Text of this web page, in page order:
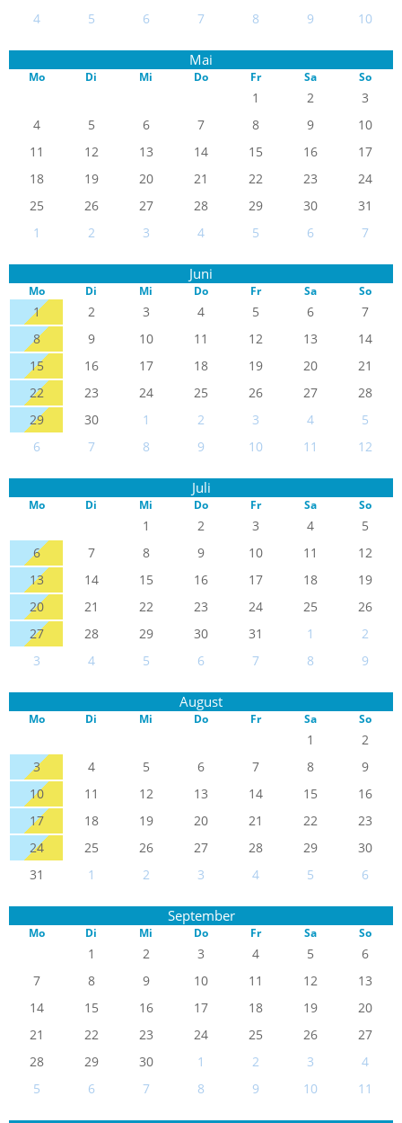
4
5 6 7 8 9 10
Mai
Mo Di Mi Do Fr Sa So
1 2
3
4
5 6 7 8 9
10
11
12 13 14 15 16
17
18
19 20 21 22 23
24
25
26 27 28 29 30
31
1
2 3 4 5 6 7
Juni
Mo Di Mi Do Fr Sa So
1 2 3 4 5 6
7
8
9 10 11 12 13
14
15
16 17 18 19 20
21
22
23 24 25 26 27
28
29
30 1 2 3 4
5
6
7 8 9 10 11 12
Juli
Mo Di Mi Do Fr Sa So
1 2 3 4
5
6
7 8 9 10 11
12
13
14 15 16 17 18
19
20
21 22 23 24 25
26
27
28 29 30 31 1
2
3
4 5 6 7 8 9
August
Mo Di Mi Do Fr Sa So
1
2
3
4 5 6 7 8
9
10
11 12 13 14 15
16
17
18 19 20 21 22
23
24
25 26 27 28 29
30
31
1 2 3 4 5 6
September
Mo Di Mi Do Fr Sa So
1 2 3 4 5
6
7
8 9 10 11 12
13
14
15 16 17 18 19
20
21
22 23 24 25 26
27
28
29 30 1 2 3
4
5
6 7 8 9 10 11